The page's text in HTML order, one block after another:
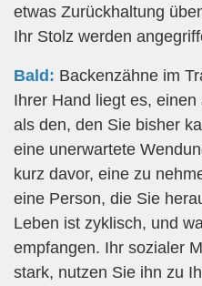
etwas Zurückhaltung
Ihr Stolz werden
Bald: Backenzähne im
Ihrer Hand liegt es,
als den, den Sie bisher
eine unerwartete
kurz davor, eine zu
eine Person, die Sie
Leben ist zyklisch, und
empfangen. Ihr sozialer
stark, nutzen Sie ihn zu